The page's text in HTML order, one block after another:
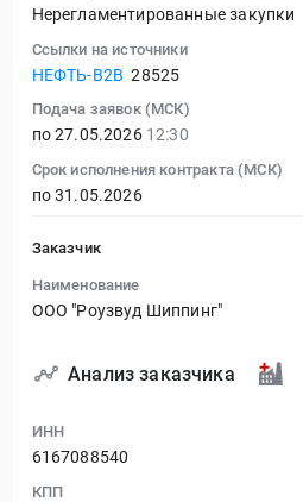
Нерегламентированные закупки
Ссылки на источники
НЕФТЬ-B2B 28525
Подача заявок (МСК)
по 27.05.2026 12:30
Срок исполнения контракта (МСК)
по 31.05.2026
Заказчик
Наименование
ООО "Роузвуд Шиппинг"
Анализ заказчика
ИНН
6167088540
КПП